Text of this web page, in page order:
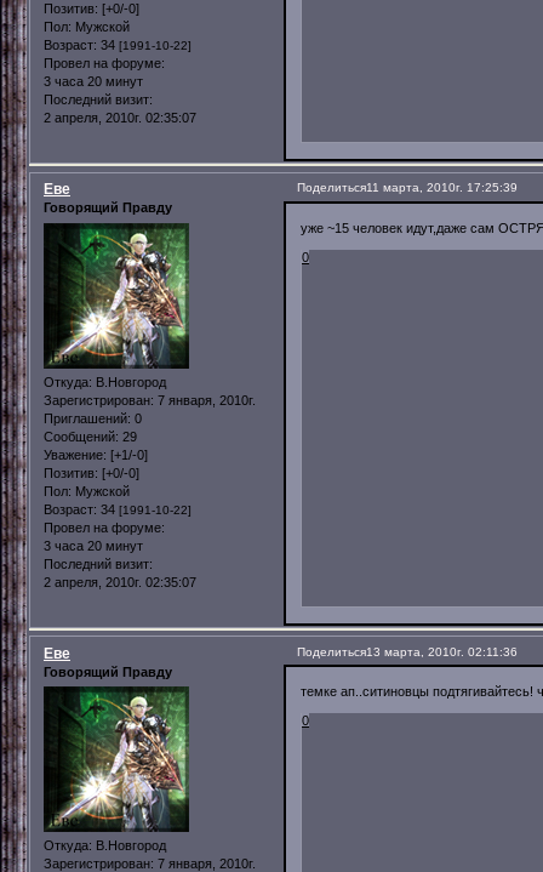
Позитив: [+0/-0]
Пол: Мужской
Возраст: 34 [1991-10-22]
Провел на форуме:
3 часа 20 минут
Последний визит:
2 апреля, 2010г. 02:35:07
Поделиться11 марта, 2010г. 17:25:39
Еве
Говорящий Правду
Откуда: В.Новгород
Зарегистрирован: 7 января, 2010г.
Приглашений: 0
Сообщений: 29
Уважение: [+1/-0]
Позитив: [+0/-0]
Пол: Мужской
Возраст: 34 [1991-10-22]
Провел на форуме:
3 часа 20 минут
Последний визит:
2 апреля, 2010г. 02:35:07
уже ~15 человек идут,даже сам
0
Поделиться13 марта, 2010г. 02:11:36
Еве
Говорящий Правду
Откуда: В.Новгород
Зарегистрирован: 7 января, 2010г.
темке ап..ситиновцы подтягивайтесь!
0